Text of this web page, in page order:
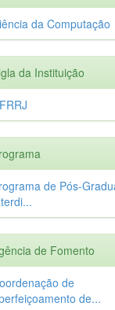
da Computação
da Instituição
de Pós-
de Fomento
de
de...